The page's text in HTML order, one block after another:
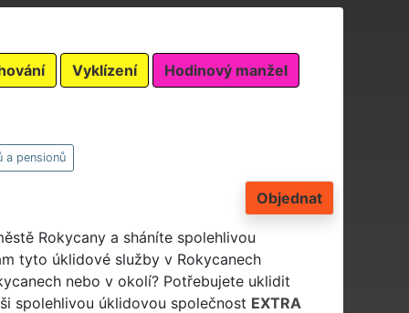
Vyklízení Hodinový manžel
a pensionů
Objednat
Rokycany a sháníte spolehlivou
tyto úklidové služby v Rokycanech
nebo v okolí? Potřebujete uklidit
spolehlivou úklidovou společnost EXTRA